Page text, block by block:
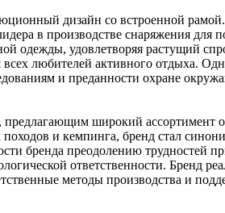
дизайн со встроенной
в производстве снаряжения
одежды, удовлетворяя растущий
любителей активного отдыха.
и преданности охране
предлагающим широкий
и кемпинга, бренд стал
бренда преодолению
ответственности.
методы производства и